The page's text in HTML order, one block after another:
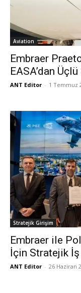
Aviation
Embraer
EASA’dan
ANT Editor - 1 Temmuz
Stratejik Girişim
Embraer ile
İçin Stratejik
ANT Editor - 26 Haziran